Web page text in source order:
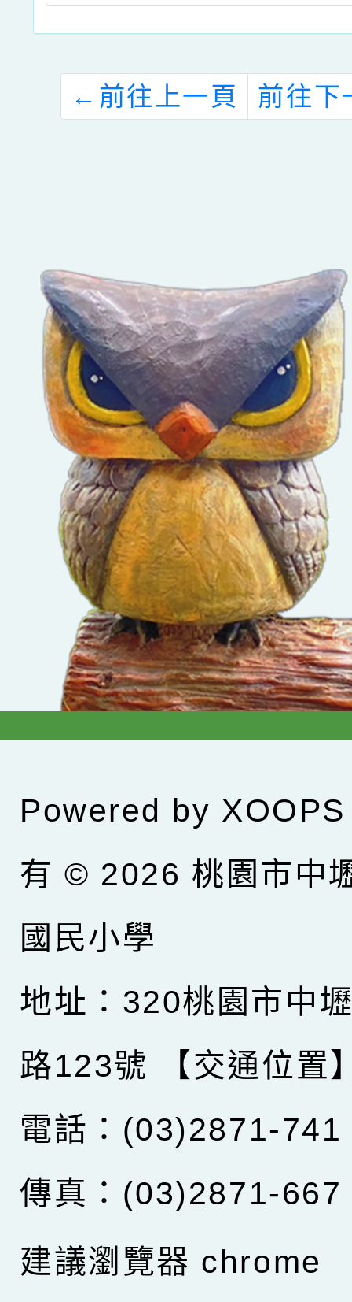
← 前往上一頁 前往下
Powered by XOOPS
有 © 2026 桃園市中
國民小學
地址：320桃園市中
路123號
【交通位置
電話：(03)2871-741
傳真：(03)2871-667
建議瀏覽器 chrome